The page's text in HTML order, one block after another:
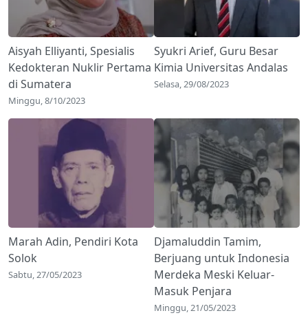
Aisyah Elliyanti, Spesialis
Kedokteran Nuklir Pertama
di Sumatera
Minggu, 8/10/2023
Syukri Arief, Guru Besar
Kimia Universitas Andalas
Selasa, 29/08/2023
Marah Adin, Pendiri Kota
Solok
Sabtu, 27/05/2023
Djamaluddin Tamim,
Berjuang untuk Indonesia
Merdeka Meski Keluar-
Masuk Penjara
Minggu, 21/05/2023